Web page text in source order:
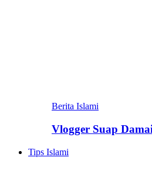
Berita Islami
Vlogger Suap
Tips Islami